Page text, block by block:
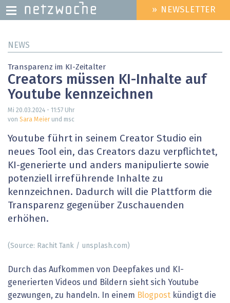
zum
HEADER
MENU
» NEWSLETTER
NEWS
Transparenz im KI-Zeitalter
Creators müssen KI-Inhalte auf
Youtube kennzeichnen
Mi 20.03.2024 - 11:57 Uhr
von Sara Meierund msc
Youtube führt in seinem Creator Studio ein
neues Tool ein, das Creators dazu verpflichtet,
KI-generierte und anders manipulierte sowie
potenziell irreführende Inhalte zu
kennzeichnen. Dadurch will die Plattform die
Transparenz gegenüber Zuschauenden
erhöhen.
(Source: Rachit Tank / unsplash.com)
Durch das Aufkommen von Deepfakes und KI-
generierten Videos und Bildern sieht sich Youtube
gezwungen, zu handeln. In einem Blogpost kündigt die